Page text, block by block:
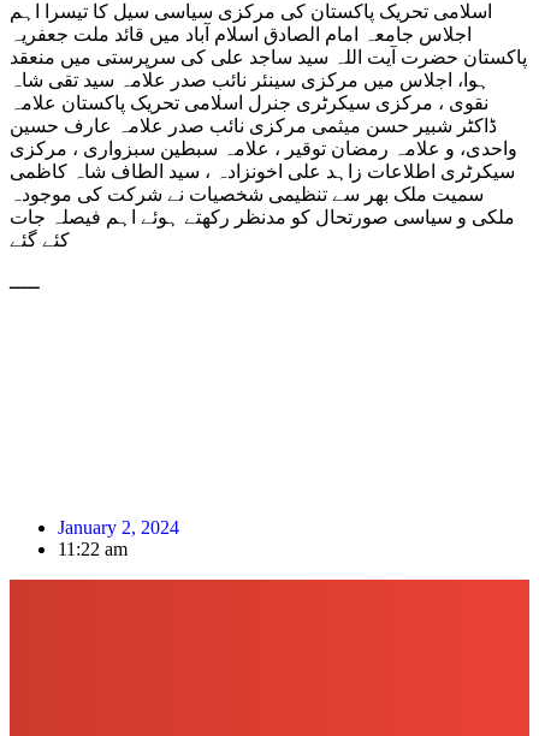
اسلامی تحریک پاکستان کی مرکزی سیاسی سیل کا تیسرا اہم
اجلاس جامعہ امام الصادق اسلام آباد میں قائد ملت جعفریہ
پاکستان حضرت آیت اللہ سید ساجد علی کی سرپرستی میں منعقد
ہوا، اجلاس میں مرکزی سینئر نائب صدر علامہ سید تقی شاہ
نقوی ، مرکزی سیکرٹری جنرل اسلامی تحریک پاکستان علامہ
ڈاکٹر شبیر حسن میثمی مرکزی نائب صدر علامہ عارف حسین
واحدی، و علامہ رمضان توقیر ، علامہ سبطین سبزواری ، مرکزی
سیکرٹری اطلاعات زاہد علی اخونزادہ ، سید الطاف شاہ کاظمی
سمیت ملک بھر سے تنظیمی شخصیات نے شرکت کی موجودہ
ملکی و سیاسی صورتحال کو مدنظر رکھتے ہوئے اہم فیصلہ جات
کئے گئے
ـــــ
January 2, 2024
11:22 am